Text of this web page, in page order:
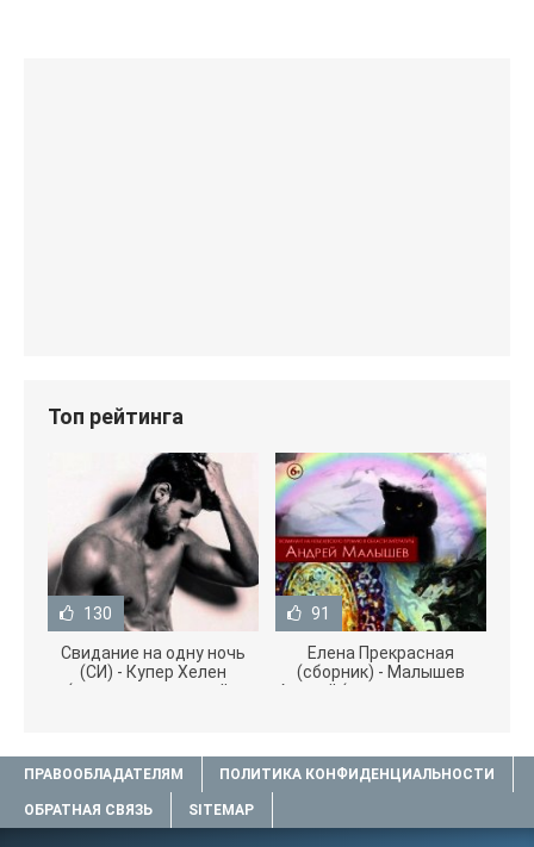
Топ рейтинга
130
Свидание на одну ночь
(СИ) - Купер Хелен
(читать книги онлайн
91
Елена Прекрасная
(сборник) - Малышев
Андрей (книги полностью
ПРАВООБЛАДАТЕЛЯМ ПОЛИТИКА КОНФИДЕНЦИАЛЬНОСТИ
ОБРАТНАЯ СВЯЗЬ SITEMAP